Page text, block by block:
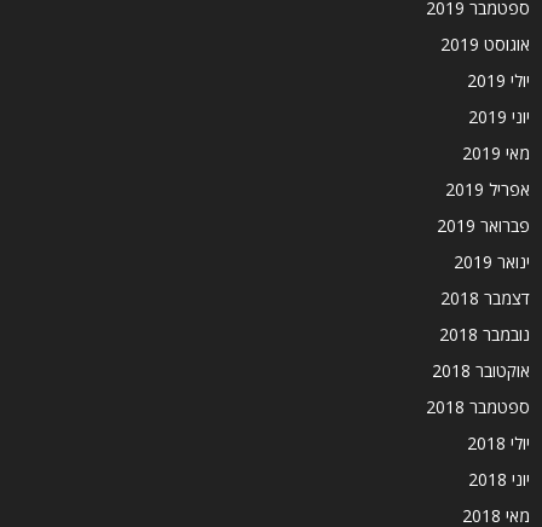
ספטמבר 2019
אוגוסט 2019
יולי 2019
יוני 2019
מאי 2019
אפריל 2019
פברואר 2019
ינואר 2019
דצמבר 2018
נובמבר 2018
אוקטובר 2018
ספטמבר 2018
יולי 2018
יוני 2018
מאי 2018